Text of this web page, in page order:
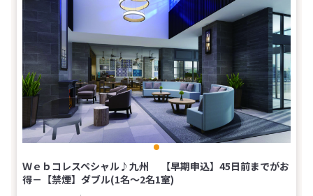
Ｗｅｂコレスペシャル♪九州 【早期申込】45日前までがお
得－【禁煙】ダブル(1名～2名1室)